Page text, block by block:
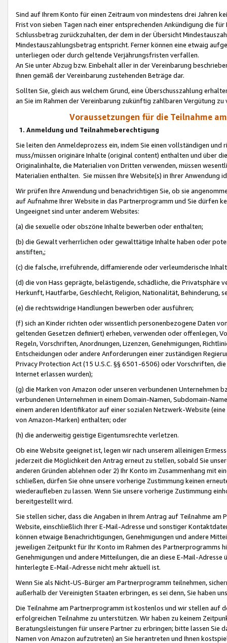
Sind auf Ihrem Konto für einen Zeitraum von mindestens drei Jahren
Frist von sieben Tagen nach einer entsprechenden Ankündigung die
Schlussbetrag zurückzuhalten, der dem in der Übersicht
Mindestauszahlungsbetrag entspricht. Ferner können eine etwaig
unterliegen oder durch geltende Verjährungsfristen verfallen.
An Sie unter Abzug bzw. Einbehalt aller in der Vereinbarung
Ihnen gemäß der Vereinbarung zustehenden Beträge dar.
Sollten Sie, gleich aus welchem Grund, eine Überschusszahlung
an Sie im Rahmen der Vereinbarung zukünftig zahlbaren Vergütung zu
Voraussetzungen für die Teilnahme
1. Anmeldung und Teilnahmeberechtigung
Sie leiten den Anmeldeprozess ein, indem Sie einen vollständigen
muss/müssen originäre Inhalte (original content) enthalten und über
Originalinhalte, die Materialien von Dritten verwenden, müssen
Materialien enthalten. Sie müssen Ihre Website(s) in Ihrer Anwendung
Wir prüfen Ihre Anwendung und benachrichtigen Sie, ob sie
auf Aufnahme Ihrer Website in das Partnerprogramm und Sie dürfen
Ungeeignet sind unter anderem Websites:
(a) die sexuelle oder obszöne Inhalte bewerben oder enthalten;
(b) die Gewalt verherrlichen oder gewalttätige Inhalte haben oder
anstiften,;
(c) die falsche, irreführende, diffamierende oder verleumderische
(d) die von Hass geprägte, belästigende, schädliche, die Privatsphäre
Herkunft, Hautfarbe, Geschlecht, Religion, Nationalität, Behinderung,
(e) die rechtswidrige Handlungen bewerben oder ausführen;
(f) sich an Kinder richten oder wissentlich personenbezogene Daten
geltenden Gesetzen definiert) erheben, verwenden oder offenlegen,
Regeln, Vorschriften, Anordnungen, Lizenzen, Genehmigungen,
Entscheidungen oder andere Anforderungen einer zuständigen
Privacy Protection Act (15 U.S.C. §§ 6501-6506) oder Vorschriften,
Internet erlassen wurden);
(g) die Marken von Amazon oder unseren verbundenen Unternehmen
verbundenen Unternehmen in einem Domain-Namen, Subdomain-
einem anderen Identifikator auf einer sozialen Netzwerk-Website
von Amazon-Marken) enthalten; oder
(h) die anderweitig geistige Eigentumsrechte verletzen.
Ob eine Website geeignet ist, legen wir nach unserem alleinigen
jederzeit die Möglichkeit den Antrag erneut zu stellen, sobald Sie
anderen Gründen ablehnen oder 2) Ihr Konto im Zusammenhang mit
schließen, dürfen Sie ohne unsere vorherige Zustimmung keinen
wiederaufleben zu lassen. Wenn Sie unsere vorherige Zustimmung
bereitgestellt wird.
Sie stellen sicher, dass die Angaben in Ihrem Antrag auf Teilnahme
Website, einschließlich Ihrer E-Mail-Adresse und sonstiger
können etwaige Benachrichtigungen, Genehmigungen und andere
jeweiligen Zeitpunkt für Ihr Konto im Rahmen des Partnerprogramms
Genehmigungen und andere Mitteilungen, die an diese E-Mail-
hinterlegte E-Mail-Adresse nicht mehr aktuell ist.
Wenn Sie als Nicht-US-Bürger am Partnerprogramm teilnehmen,
außerhalb der Vereinigten Staaten erbringen, es sei denn, Sie haben
Die Teilnahme am Partnerprogramm ist kostenlos und wir stellen auf
erfolgreichen Teilnahme zu unterstützen. Wir haben zu keinem
Beratungsleistungen für unsere Partner zu erbringen; bitte lassen Sie
Namen von Amazon aufzutreten) an Sie herantreten und Ihnen